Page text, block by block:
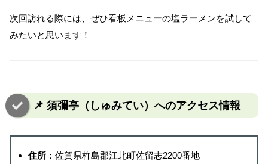
次回訪れる際には、ぜひ看板メニューの塩ラーメンを試して
みたいと思います！
📌 須彌亭（しゅみてい）へのアクセス情報
住所 ：佐賀県杵島郡江北町佐留志2200番地